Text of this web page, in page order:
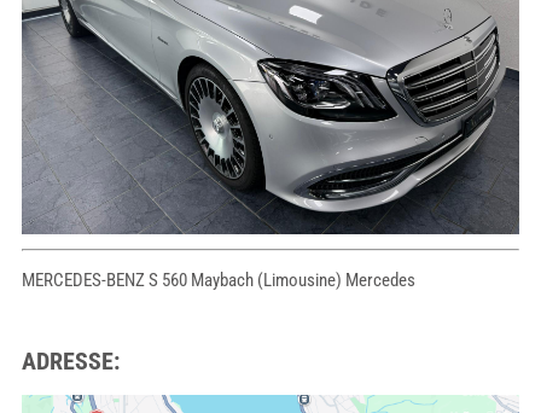
MERCEDES-BENZ S 560 Maybach (Limousine) Mercedes
ADRESSE: